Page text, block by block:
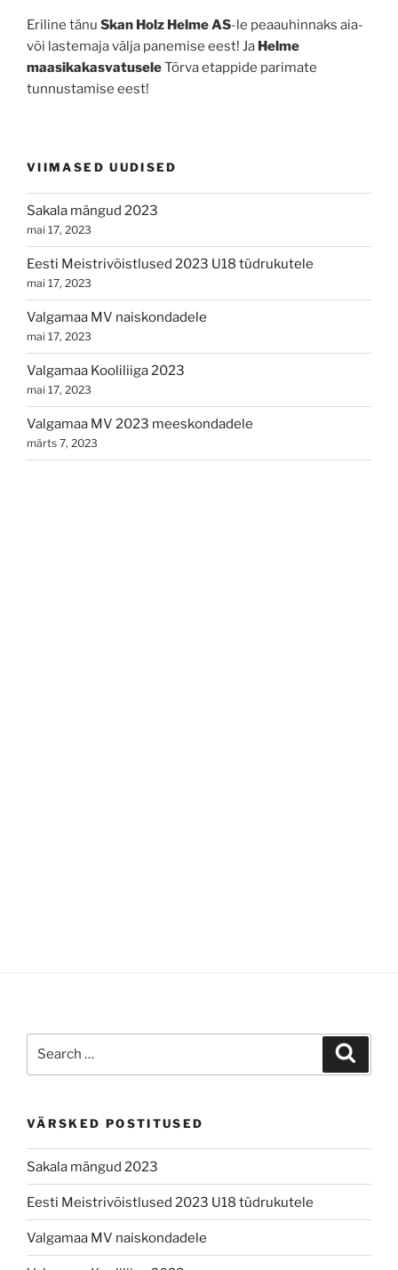
Eriline tänu Skan Holz Helme AS-le peaauhinnaks aia-
või lastemaja välja panemise eest! Ja Helme
maasikakasvatuseleTõrva etappide parimate
tunnustamise eest!
VIIMASED UUDISED
Sakala mängud 2023
mai 17, 2023
Eesti Meistrivõistlused 2023 U18 tüdrukutele
mai 17, 2023
Valgamaa MV naiskondadele
mai 17, 2023
Valgamaa Kooliliiga 2023
mai 17, 2023
Valgamaa MV 2023 meeskondadele
märts 7, 2023
VÄRSKED POSTITUSED
Sakala mängud 2023
Eesti Meistrivõistlused 2023 U18 tüdrukutele
Valgamaa MV naiskondadele